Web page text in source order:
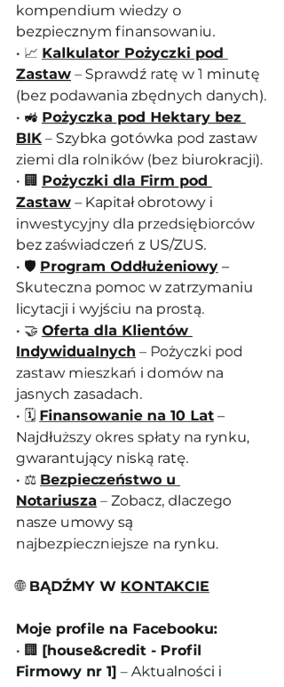
kompendium wiedzy o
bezpiecznym finansowaniu.
• 📈 Kalkulator Pożyczki pod
Zastaw – Sprawdź ratę w 1 minutę
(bez podawania zbędnych danych).
• 🚜 Pożyczka pod Hektary bez
BIK – Szybka gotówka pod zastaw
ziemi dla rolników (bez biurokracji).
• 🏢 Pożyczki dla Firm pod
Zastaw – Kapitał obrotowy i
inwestycyjny dla przedsiębiorców
bez zaświadczeń z US/ZUS.
• 🛡️ Program Oddłużeniowy –
Skuteczna pomoc w zatrzymaniu
licytacji i wyjściu na prostą.
• 🤝 Oferta dla Klientów
Indywidualnych – Pożyczki pod
zastaw mieszkań i domów na
jasnych zasadach.
• 🗓️ Finansowanie na 10 Lat –
Najdłuższy okres spłaty na rynku,
gwarantujący niską ratę.
• ⚖️ Bezpieczeństwo u
Notariusza – Zobacz, dlaczego
nasze umowy są
najbezpieczniejsze na rynku.
🌐 BĄDŹMY W KONTAKCIE
Moje profile na Facebooku:
• 🏢 [house&credit - Profil
Firmowy nr 1] – Aktualności i